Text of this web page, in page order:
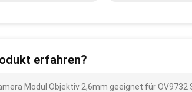
erfahren?
Modul Objektiv 2,6mm geeignet für